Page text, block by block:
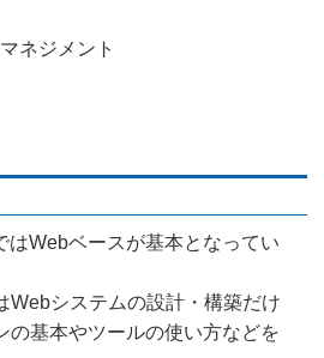
ネジメント
はWebベースが基本となってい
Webシステムの設計・構築だけ
の基本やツールの使い方などを